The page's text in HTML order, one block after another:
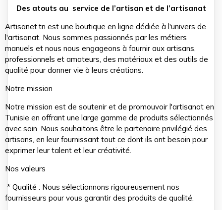
Des atouts au service de l’artisan et de l’artisanat
Artisanet.tn est une boutique en ligne dédiée à l'univers de
l'artisanat. Nous sommes passionnés par les métiers
manuels et nous nous engageons à fournir aux artisans,
professionnels et amateurs, des matériaux et des outils de
qualité pour donner vie à leurs créations.
Notre mission
Notre mission est de soutenir et de promouvoir l'artisanat en
Tunisie en offrant une large gamme de produits sélectionnés
avec soin. Nous souhaitons être le partenaire privilégié des
artisans, en leur fournissant tout ce dont ils ont besoin pour
exprimer leur talent et leur créativité.
Nos valeurs
* Qualité : Nous sélectionnons rigoureusement nos
fournisseurs pour vous garantir des produits de qualité.